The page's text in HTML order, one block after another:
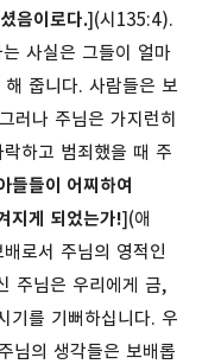
음이로다.](시135:4).
사실은 그들이 얼마
줍니다. 사람들은 보
러나 주님은 가지런히
하고 범죄했을 때 주
들들이 어찌하여
지게 되었는가!](애
로서 주님의 영적인
주님은 우리에게 금,
기를 기뻐하십니다. 우
주님의 생각들은 보배롭